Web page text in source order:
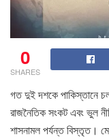
0
SHARES
গত দুই দশকে পাকিস্তানে
রাজনৈতিক সংকট এবং ভুল
শাসনামল পর্যন্ত বিস্তৃত।